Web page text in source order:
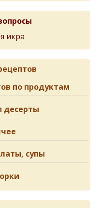
икра
по продуктам
десерты
супы